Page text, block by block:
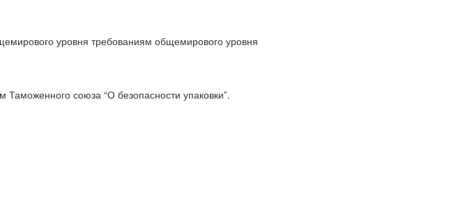
уровня требованиям общемирового уровня
Таможенного союза “О безопасности упаковки”.